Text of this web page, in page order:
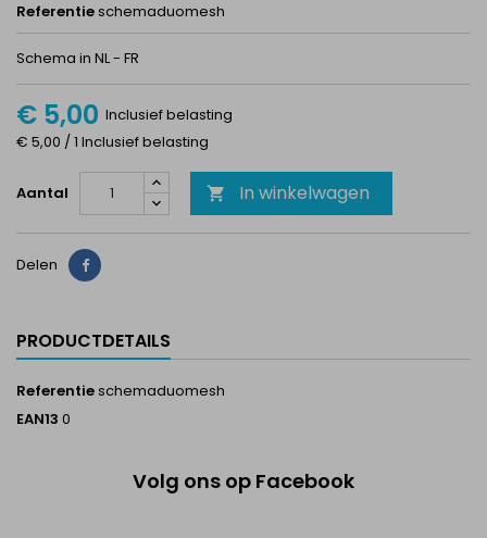
Referentieschemaduomesh
Schema in NL - FR
€ 5,00 Inclusief belasting
€ 5,00 / 1 Inclusief belasting
Aantal  In winkelwagen
Delen Delen
PRODUCTDETAILS
Referentieschemaduomesh
EAN13 0
Volg ons op Facebook